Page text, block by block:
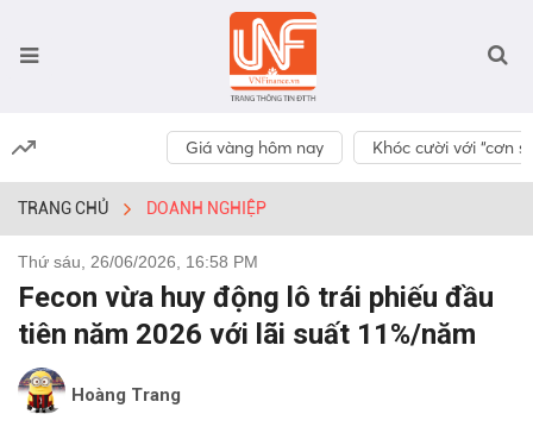
Giá vàng hôm nay Khóc cười với “cơn
TRANG CHỦ DOANH NGHIỆP
Thứ sáu, 26/06/2026, 16:58 PM
Fecon vừa huy động lô trái phiếu đầu
tiên năm 2026 với lãi suất 11%/năm
Hoàng Trang